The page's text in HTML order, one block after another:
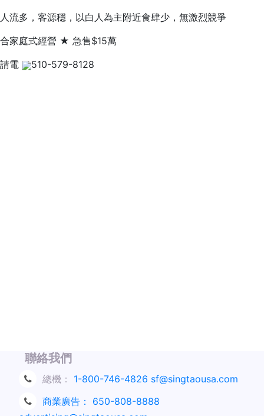
人流多，客源穩，以白人為主附近食肆少，無激烈競爭
合家庭式經營 ★ 急售$15萬
請電
510-579-8128
聯絡我們
總機： 1-800-746-4826 sf@singtaousa.com
商業廣告：
650-808-8888